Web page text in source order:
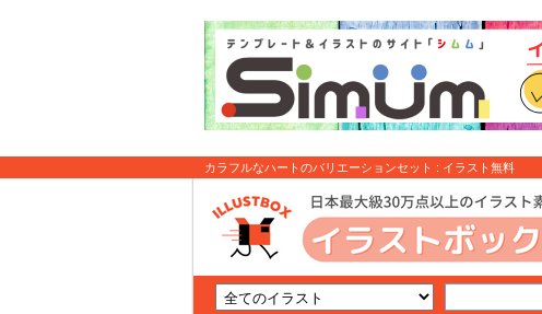
カラフルなハートのバリエーションセット : イラスト無料